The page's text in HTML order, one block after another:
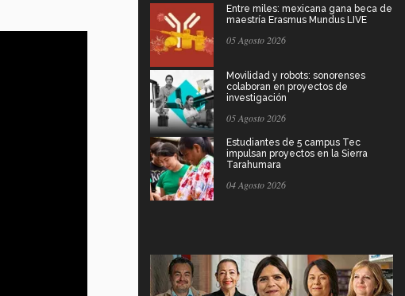
Entre miles: mexicana gana beca de
maestría Erasmus Mundus LIVE
05 Agosto 2026
Movilidad y robots: sonorenses
colaboran en proyectos de
investigación
05 Agosto 2026
Estudiantes de 5 campus Tec
impulsan proyectos en la Sierra
Tarahumara
04 Agosto 2026